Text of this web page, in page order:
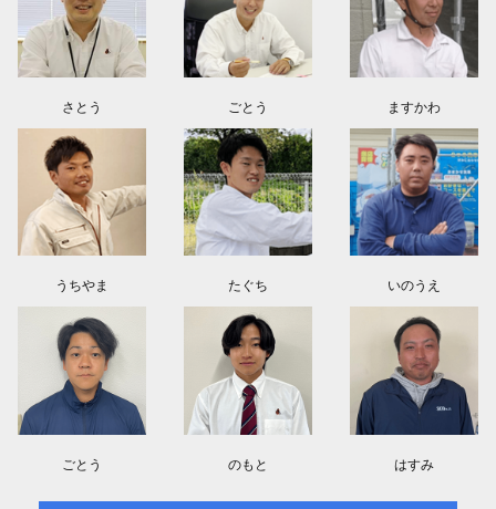
東京都日野市K様よりお問い合わせ頂きました。ありがとう御座います！
群馬県伊勢崎市M様よりお問い合わせ頂きました。ありがとう御座います！
さとう ごとう ますかわ
うちやま たぐち いのうえ
ごとう のもと はすみ